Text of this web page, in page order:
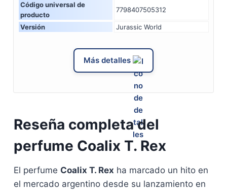
Código universal de
producto
7798407505312
Versión Jurassic World
Más detalles
Reseña completa del
perfume Coalix T. Rex
El perfume Coalix T. Rex ha marcado un hito en
el mercado argentino desde su lanzamiento en